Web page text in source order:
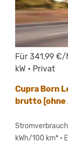
Für 341,99
kW • Privat
Cupra Born
brutto [ohne
Stromverbrauch
kWh/100 km* •